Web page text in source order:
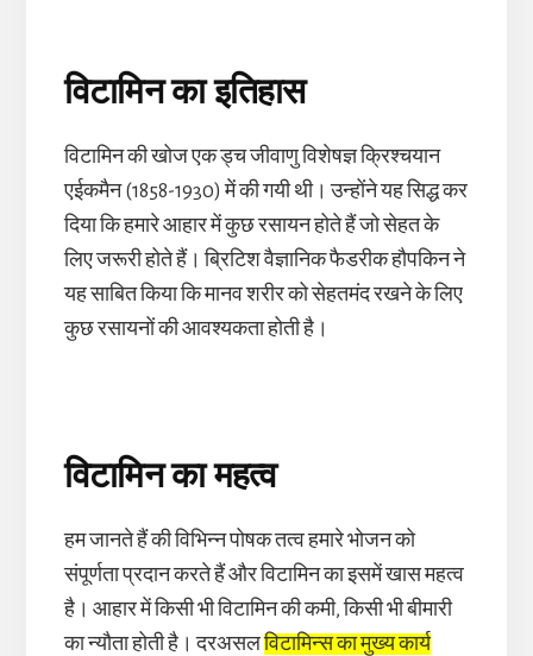
विटामिन का इतिहास
विटामिन की खोज एक ड्च जीवाणु विशेषज्ञ क्रिश्चयान
एईकमैन (1858-1930) में की गयी थी। उन्होंने यह सिद्ध कर
दिया कि हमारे आहार में कुछ रसायन होते हैं जो सेहत के
लिए जरूरी होते हैं। ब्रिटिश वैज्ञानिक फैडरीक हौपकिन ने
यह साबित किया कि मानव शरीर को सेहतमंद रखने के लिए
कुछ रसायनों की आवश्यकता होती है।
विटामिन का महत्व
हम जानते हैं की विभिन्न पोषक तत्व हमारे भोजन को
संपूर्णता प्रदान करते हैं और विटामिन का इसमें खास महत्व
है। आहार में किसी भी विटामिन की कमी, किसी भी बीमारी
का न्यौता होती है। दरअसलविटामिन्स का मुख्य कार्य